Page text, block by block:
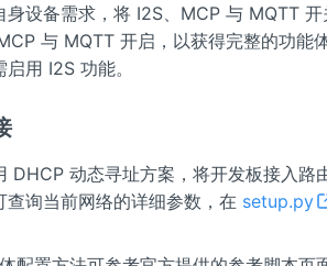
身设备需求，将 I2S、MCP 与 MQTT
与 MQTT 开启，以获得完整的功能
用 I2S 功能。​
DHCP 动态寻址方案，将开发板接入路
查询当前网络的详细参数，在 setup.py